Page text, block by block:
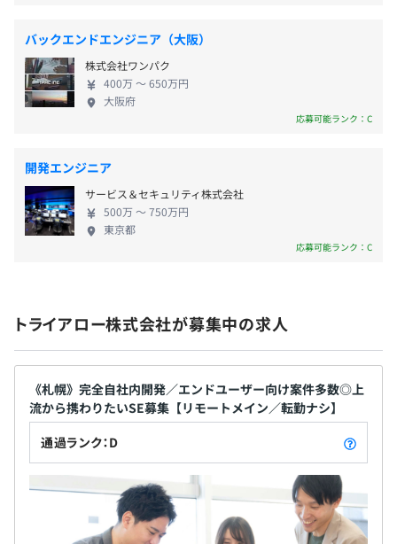
・OJT
・1on1
【メインの開発環境】
■言語
・Java
昇給：あり
無期雇用
区画割当に成功しました。 ◼︎VR重機操作シミュレー
ターアプリ VR技術を利用することで没入感と立体感
を実現し、建設現場で使われる重機の操縦感をより
リアルに体験できる本格的な重機シミュレーターと
なっており、教育にかかる人的・経済的コストの削
た各イベント等では、プロモーションツールとして
もご利用いただいています。 トライアローは、ソリ
ューションサービスへの転換を掲げ、エンジニアと
営業、そして各パートナー企業との連携を強化し、
新しいサービスを開拓していきます。
バックエンドエンジニア（大阪）
株式会社ワンパク
400万 〜 650万円
大阪府
応募可能ランク：C
開発エンジニア
サービス＆セキュリティ株式会社
500万 〜 750万円
東京都
応募可能ランク：C
トライアロー株式会社が募集中の求人
《札幌》完全自社内開発／エンドユーザー向け案件多数◎上
流から携わりたいSE募集【リモートメイン／転勤ナシ】
通過ランク：D